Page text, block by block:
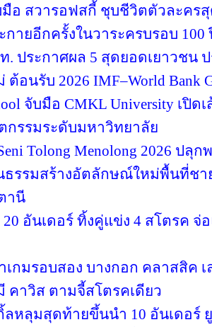
อ สวารอฟสกี้ ชุบชีวิตตัวละคร
กายอีกครั้งในวาระครบรอบ 100
. ประกาศผล 5 สุดยอดเยาวชน
อนรับ 2026 IMF–World Bank
จับมือ CMKL University เปิ
กรรมระดับมหาวิทยาลัย
Tolong Menolong 2026 ปลุ
รรมสร้างอัตลักษณ์ใหม่พื้นที่ชา
านี
20 อันเดอร์ ทิ้งคู่แข่ง 4 สโตรค
เกมรอบสอง บางกอก คลาสสิค
คาวิส ตามจี้สโตรคเดียว
ลหลุมสุดท้ายขึ้นนำ 10 อันเดอร์